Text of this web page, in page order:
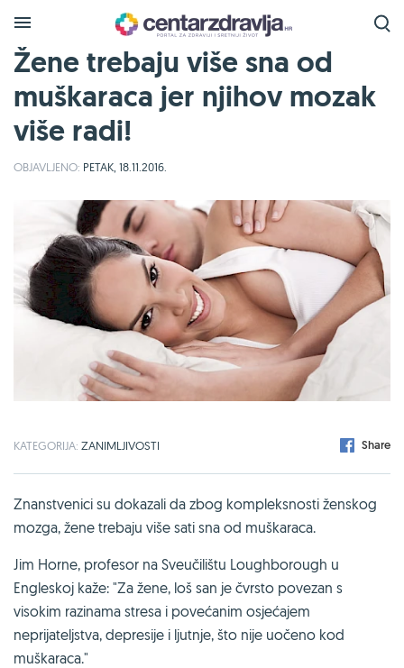
Žene trebaju više sna od
muškaraca jer njihov mozak
više radi!
OBJAVLJENO: PETAK, 18.11.2016.
KATEGORIJA: ZANIMLJIVOSTI Share
Znanstvenici su dokazali da zbog kompleksnosti ženskog
mozga, žene trebaju više sati sna od muškaraca.
Jim Horne, profesor na Sveučilištu Loughborough u
Engleskoj kaže: "Za žene, loš san je čvrsto povezan s
visokim razinama stresa i povećanim osjećajem
neprijateljstva, depresije i ljutnje, što nije uočeno kod
muškaraca."